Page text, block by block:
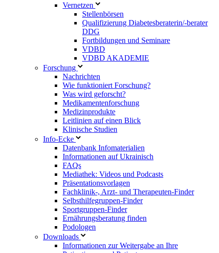
Vernetzen
Stellenbörsen
Qualifizierung Diabetesberaterin/­-berater
DDG
Fortbildungen und Seminare
VDBD
VDBD AKADEMIE
Forschung
Nachrichten
Wie funktioniert Forschung?
Was wird geforscht?
Medikamentenforschung
Medizinprodukte
Leitlinien auf einen Blick
Klinische Studien
Info-Ecke
Datenbank Infomaterialien
Informationen auf Ukrainisch
FAQs
Mediathek: Videos und Podcasts
Präsentationsvorlagen
Fachklinik-, Arzt- und Therapeuten-Finder
Selbsthilfegruppen-Finder
Sportgruppen-Finder
Ernährungsberatung finden
Podologen
Downloads
Informationen zur Weitergabe an Ihre